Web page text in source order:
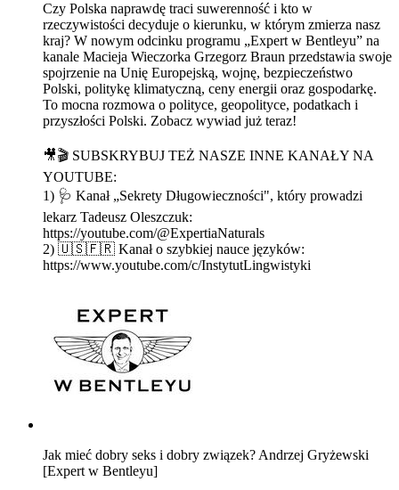
Czy Polska naprawdę traci suwerenność i kto w
rzeczywistości decyduje o kierunku, w którym zmierza nasz
kraj? W nowym odcinku programu „Expert w Bentleyu” na
kanale Macieja Wieczorka Grzegorz Braun przedstawia swoje
spojrzenie na Unię Europejską, wojnę, bezpieczeństwo
Polski, politykę klimatyczną, ceny energii oraz gospodarkę.
To mocna rozmowa o polityce, geopolityce, podatkach i
przyszłości Polski. Zobacz wywiad już teraz!
🎥🎬 SUBSKRYBUJ TEŻ NASZE INNE KANAŁY NA
YOUTUBE:
1) 🩺 Kanał „Sekrety Długowieczności", który prowadzi
lekarz Tadeusz Oleszczuk:
https://youtube.com/@ExpertiaNaturals
2) 🇺🇸🇫🇷 Kanał o szybkiej nauce języków:
https://www.youtube.com/c/InstytutLingwistyki
Jak mieć dobry seks i dobry związek? Andrzej Gryżewski
[Expert w Bentleyu]